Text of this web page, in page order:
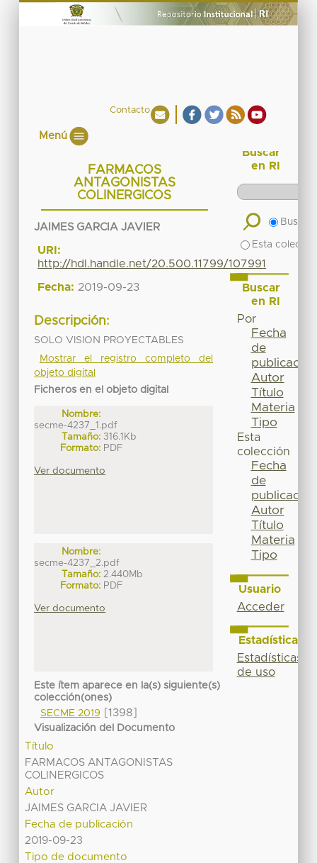
Contacto
Menú
FARMACOS
ANTAGONISTAS
COLINERGICOS
JAIMES GARCIA JAVIER
URI:
http://hdl.handle.net/20.500.11799/107991
Fecha: 2019-09-23
Descripción:
SOLO VISION PROYECTABLES
Mostrar el registro completo del
objeto digital
Ficheros en el objeto digital
Nombre:
secme-4237_1.pdf
Tamaño: 316.1Kb
Formato: PDF
Ver documento
Nombre:
secme-4237_2.pdf
Tamaño: 2.440Mb
Formato: PDF
Ver documento
Este ítem aparece en la(s) siguiente(s)
colección(ones)
SECME 2019 [1398]
Visualización del Documento
Título
FARMACOS ANTAGONISTAS
COLINERGICOS
Autor
JAIMES GARCIA JAVIER
Fecha de publicación
2019-09-23
Tipo de documento
Buscar
en RI
Buscar
Esta
Buscar
en RI
Por
Fecha
de
publicación
Autor
Título
Materia
Tipo
Esta
colección
Fecha
de
publicación
Autor
Título
Materia
Tipo
Usuario
Acceder
Estadísticas
Estadísticas
de uso